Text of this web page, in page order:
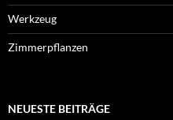
Werkzeug
Zimmerpflanzen
NEUESTE BEITRÄGE